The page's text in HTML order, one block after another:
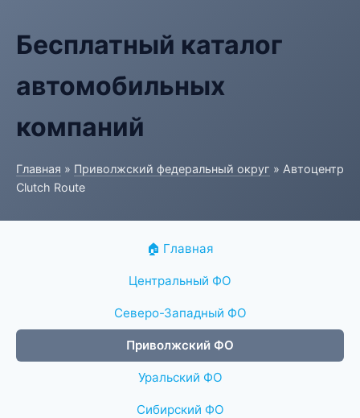
Бесплатный каталог
автомобильных
компаний
Главная » Приволжский федеральный округ » Автоцентр
Clutch Route
🏠 Главная
Центральный ФО
Северо-Западный ФО
Приволжский ФО
Уральский ФО
Сибирский ФО